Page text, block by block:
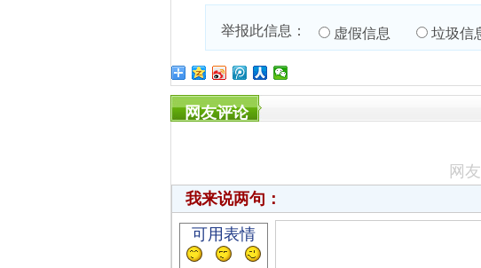
举报此信息： 虚假信息 垃圾信
网友评论
网
我来说两句：
可用表情